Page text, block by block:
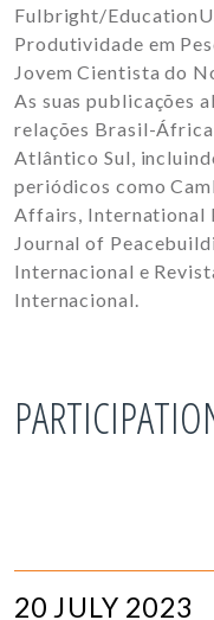
Fulbright/
Produtividade em
Jovem Cientista do
As suas publicações
relações Brasil-
Atlântico Sul,
periódicos como
Affairs, International
Journal of
Internacional e
Internacional.
20 JULY 2023